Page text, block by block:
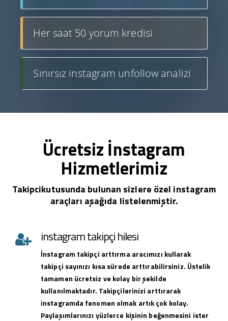
Her saat 50 yorum kredisi
Sınırsız instagram unfollow analizi
Ücretsiz İnstagram
Hizmetlerimiz
Takipcikutusunda bulunan sizlere özel instagram
araçları aşağıda listelenmiştir.
instagram takipçi hilesi
İnstagram takipçi arttırma aracımızı kullarak
takipçi sayınızı kısa sürede arttırabilirsiniz. Üstelik
tamamen ücretsiz ve kolay bir şekilde
kullanılmaktadır. Takipçilerinizi arttırarak
instagramda fenomen olmak artık çok kolay.
Paylaşımlarınızı yüzlerce kişinin beğenmesini ister